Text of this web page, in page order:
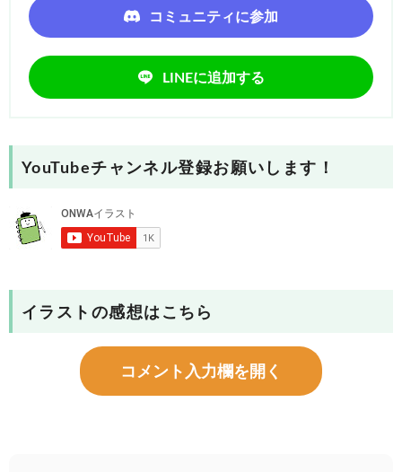
コミュニティに参加
LINEに追加する
YouTubeチャンネル登録お願いします！
イラストの感想はこちら
コメント入力欄を開く